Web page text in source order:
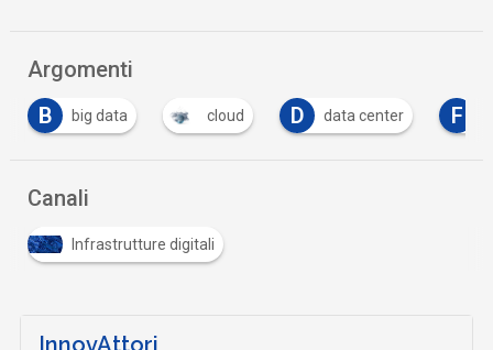
Argomenti
B
big data cloud D data center F
Canali
Infrastrutture digitali
InnovAttori